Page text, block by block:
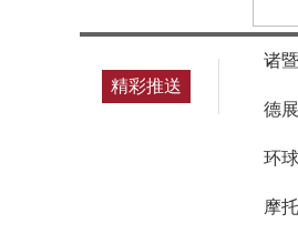
精彩推送
诸
德
环
摩